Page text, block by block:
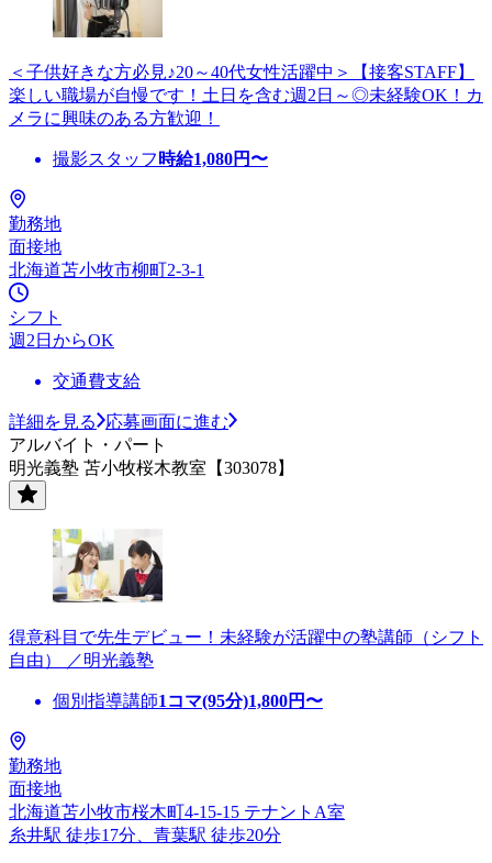
＜子供好きな方必見♪20～40代女性活躍中＞【接客STAFF】
楽しい職場が自慢です！土日を含む週2日～◎未経験OK！カ
メラに興味のある方歓迎！
撮影スタッフ 時給1,080円〜
勤務地
面接地
北海道苫小牧市柳町2-3-1
シフト
週2日からOK
交通費支給
詳細を見る
応募画面に進む
アルバイト・パート
明光義塾 苫小牧桜木教室【303078】
得意科目で先生デビュー！未経験が活躍中の塾講師（シフト
自由） ／明光義塾
個別指導講師1コマ(95分)1,800円〜
勤務地
面接地
北海道苫小牧市桜木町4-15-15 テナントA室
糸井駅 徒歩17分、青葉駅 徒歩20分